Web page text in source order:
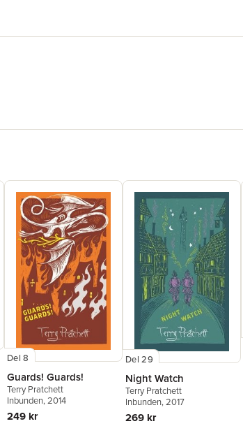
Del 8
Guards! Guards!
Terry Pratchett
Inbunden, 2014
249 kr
Del 29
Night Watch
Terry Pratchett
Inbunden, 2017
269 kr